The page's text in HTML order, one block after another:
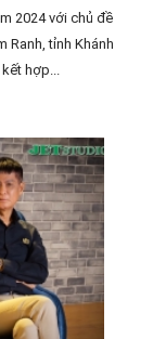
2024 với chủ đề
Ranh, tỉnh Khánh
hợp...